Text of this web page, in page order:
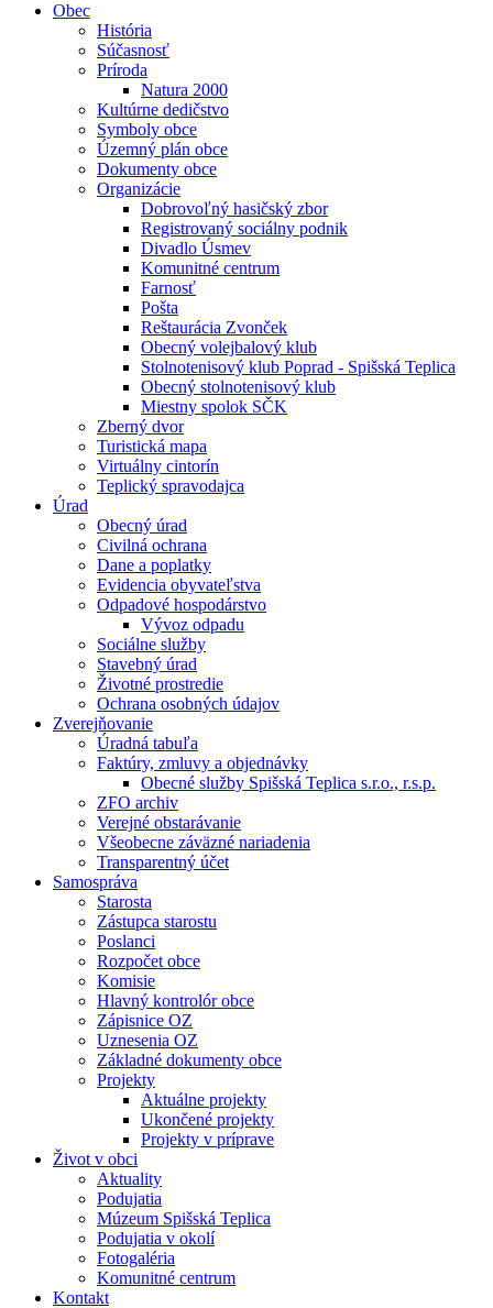
Obec
História
Súčasnosť
Príroda
Natura 2000
Kultúrne dedičstvo
Symboly obce
Územný plán obce
Dokumenty obce
Organizácie
Dobrovoľný hasičský zbor
Registrovaný sociálny podnik
Divadlo Úsmev
Komunitné centrum
Farnosť
Pošta
Reštaurácia Zvonček
Obecný volejbalový klub
Stolnotenisový klub Poprad - Spišská Teplica
Obecný stolnotenisový klub
Miestny spolok SČK
Zberný dvor
Turistická mapa
Virtuálny cintorín
Teplický spravodajca
Úrad
Obecný úrad
Civilná ochrana
Dane a poplatky
Evidencia obyvateľstva
Odpadové hospodárstvo
Vývoz odpadu
Sociálne služby
Stavebný úrad
Životné prostredie
Ochrana osobných údajov
Zverejňovanie
Úradná tabuľa
Faktúry, zmluvy a objednávky
Obecné služby Spišská Teplica s.r.o., r.s.p.
ZFO archiv
Verejné obstarávanie
Všeobecne záväzné nariadenia
Transparentný účet
Samospráva
Starosta
Zástupca starostu
Poslanci
Rozpočet obce
Komisie
Hlavný kontrolór obce
Zápisnice OZ
Uznesenia OZ
Základné dokumenty obce
Projekty
Aktuálne projekty
Ukončené projekty
Projekty v príprave
Život v obci
Aktuality
Podujatia
Múzeum Spišská Teplica
Podujatia v okolí
Fotogaléria
Komunitné centrum
Kontakt